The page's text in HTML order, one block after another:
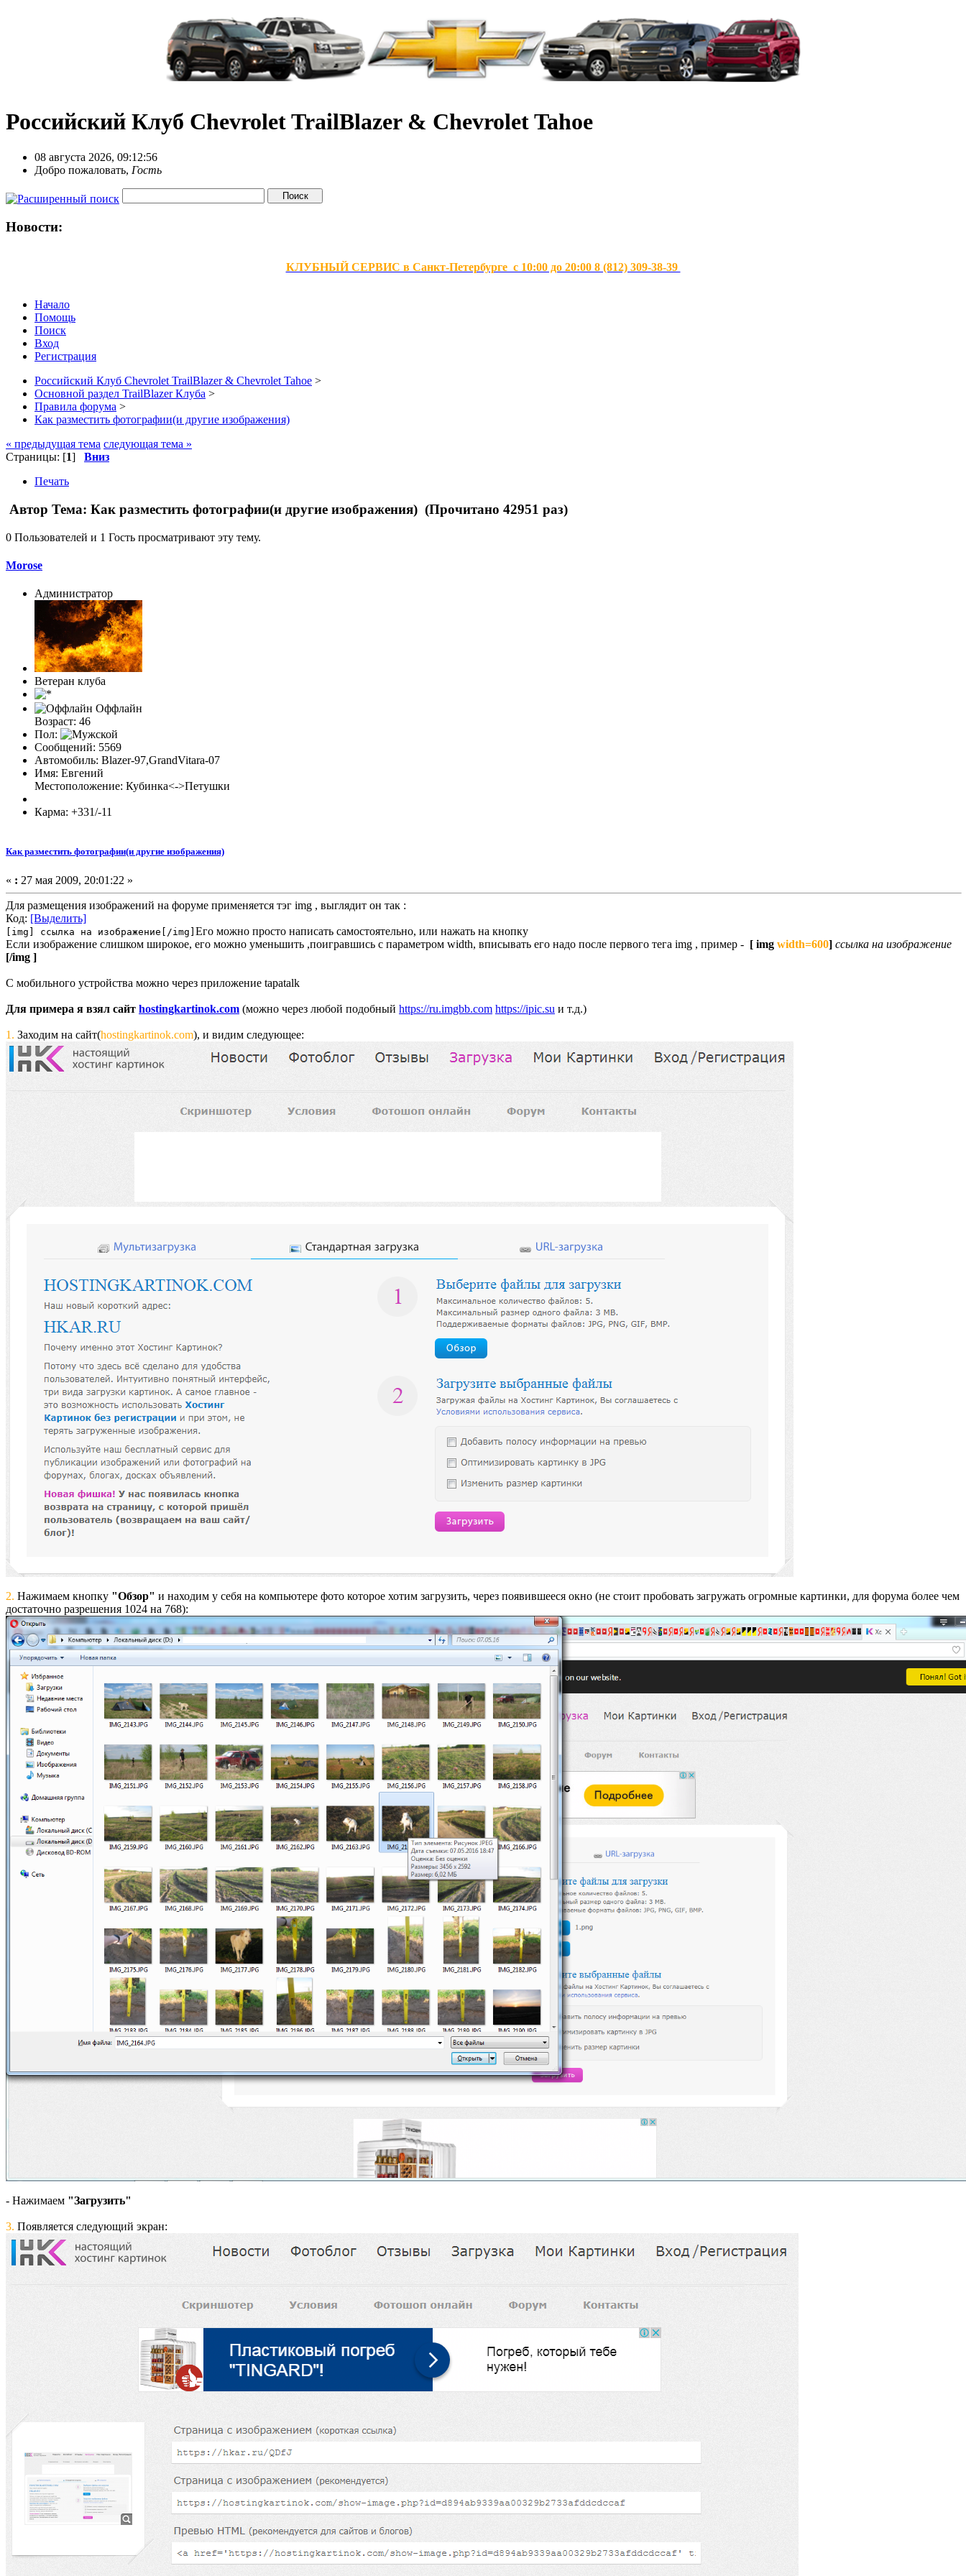
Российский Клуб Chevrolet TrailBlazer & Chevrolet Tahoe
08 августа 2026, 09:12:56
Добро пожаловать, Гость
Новости:
КЛУБНЫЙ СЕРВИС в Санкт-Петербурге с 10:00 до 20:00 8 (812) 309-38-39
Начало
Помощь
Поиск
Вход
Регистрация
Российский Клуб Chevrolet TrailBlazer & Chevrolet Tahoe >
Основной раздел TrailBlazer Клуба >
Правила форума >
Как разместить фотографии(и другие изображения)
« предыдущая тема следующая тема »
Страницы: [1] Вниз
Печать
Автор Тема: Как разместить фотографии(и другие изображения) (Прочитано 42951 раз)
0 Пользователей и 1 Гость просматривают эту тему.
Morose
Администратор
Ветеран клуба
Оффлайн
Возраст: 46
Пол:
Сообщений: 5569
Автомобиль: Blazer-97,GrandVitara-07
Имя: Евгений
Местоположение: Кубинка<->Петушки
Карма: +331/-11
Как разместить фотографии(и другие изображения)
« : 27 мая 2009, 20:01:22 »
Для размещения изображений на форуме применяется тэг img , выглядит он так :
Код: [Выделить]
[img] ссылка на изображение[/img] Его можно просто написать самостоятельно, или нажать на кнопку
Если изображение слишком широкое, его можно уменьшить ,поигравшись с параметром width, вписывать его надо после первого тега img , пример - [ img width=600] ссылка на изображение
[/img ]
С мобильного устройства можно через приложение tapatalk
Для примера я взял сайт hostingkartinok.com (можно через любой подобный https://ru.imgbb.com https://ipic.su и т.д.)
1. Заходим на сайт(hostingkartinok.com), и видим следующее:
2. Нажимаем кнопку "Обзор" и находим у себя на компьютере фото которое хотим загрузить, через появившееся окно (не стоит пробовать загружать огромные картинки, для форума более чем
достаточно разрешения 1024 на 768):
- Нажимаем "Загрузить"
3. Появляется следующий экран: